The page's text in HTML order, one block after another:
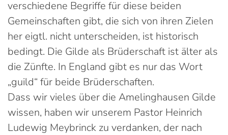
verschiedene Begriffe für diese beiden
Gemeinschaften gibt, die sich von ihren Zielen
her eigtl. nicht unterscheiden, ist historisch
bedingt. Die Gilde als Brüderschaft ist älter als
die Zünfte. In England gibt es nur das Wort
„guild“ für beide Brüderschaften.
Dass wir vieles über die Amelinghausen Gilde
wissen, haben wir unserem Pastor Heinrich
Ludewig Meybrinck zu verdanken, der nach